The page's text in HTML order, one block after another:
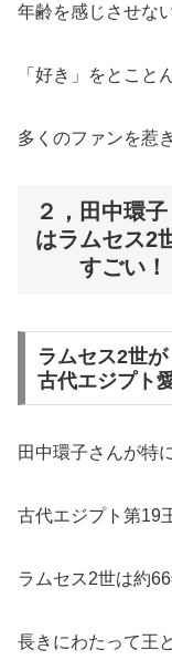
年齢を感じさせな
「好き」をとこと
多くのファンを惹
２，田中環
はラムセス2
すごい！
ラムセス2世
古代エジプト
田中環子さんが特
古代エジプト第19
ラムセス2世は約
長きにわたって王